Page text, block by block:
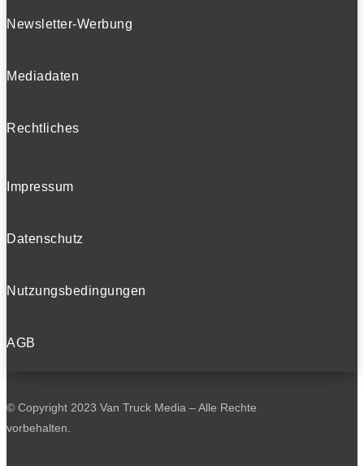
Newsletter-Werbung
Mediadaten
Rechtliches
Impressum
Datenschutz
Nutzungsbedingungen
AGB
© Copyright 2023 Van Truck Media – Alle Rechte
vorbehalten.